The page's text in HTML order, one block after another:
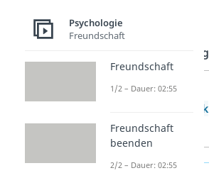
persönliche
Weiterentwicklung
Möglichkeit,
konstruktive Kritik
zu üben
Psychologie
Freundschaft
Freundschaft
1/2 – Dauer: 02:55
Freundschaft
beenden
2/2 – Dauer: 02:55